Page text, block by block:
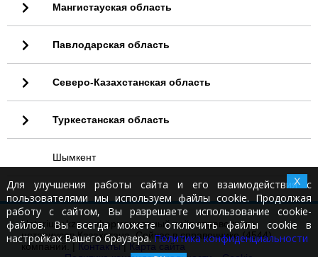
Мангистауская область
Павлодарская область
Северо-Казахстанская область
Туркестанская область
Шымкент
Notariusy.kz - информационный сайт справочник
нотариусов Казахстана. Сейчас в справочнике (4544)
компаний. |
Контакты| Карта сайта
Для улучшения работы сайта и его взаимодействия с
пользователями мы используем файлы cookie. Продолжая
работу с сайтом, Вы разрешаете использование cookie-
файлов. Вы всегда можете отключить файлы cookie в
настройках Вашего браузера. Политика конфиденциальности
X